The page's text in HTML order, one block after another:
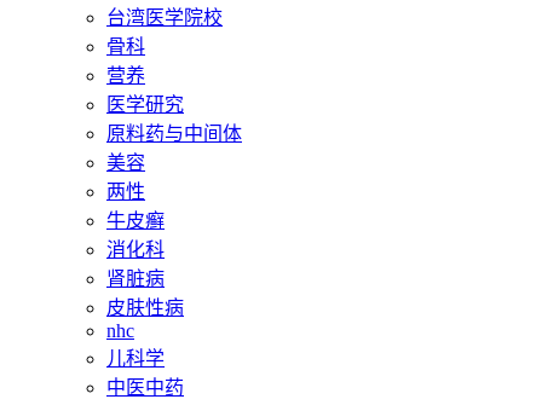
台湾医学院校
骨科
营养
医学研究
原料药与中间体
美容
两性
牛皮癣
消化科
肾脏病
皮肤性病
nhc
儿科学
中医中药